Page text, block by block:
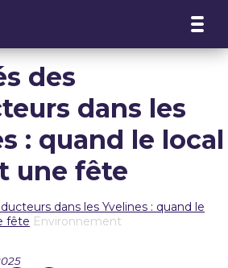
des
dans les
: quand le local
une fête
dans les Yvelines : quand le
fête Environnement
cookies